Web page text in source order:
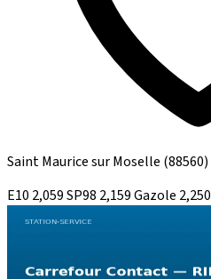
Saint Maurice sur Moselle (88560)
E10 2,059SP98 2,159Gazole 2,250